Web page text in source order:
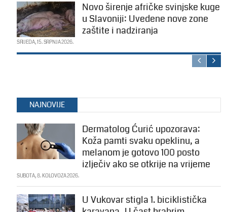
Novo širenje afričke svinjske kuge
u Slavoniji: Uvedene nove zone
zaštite i nadziranja
SRIJEDA, 15. SRPNJA 2026.
NAJNOVIJE
Dermatolog Ćurić upozorava:
Koža pamti svaku opeklinu, a
melanom je gotovo 100 posto
izlječiv ako se otkrije na vrijeme
SUBOTA, 8. KOLOVOZA 2026.
U Vukovar stigla 1. biciklistička